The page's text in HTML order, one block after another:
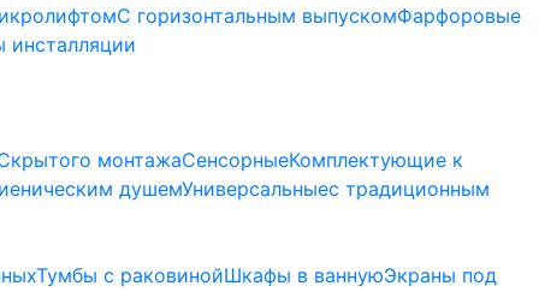
C горизонтальным выпускомФарфоровые
инсталляции
монтажаСенсорныеКомплектующие к
душемУниверсальныес традиционным
Тумбы с раковинойШкафы в ваннуюЭкраны под